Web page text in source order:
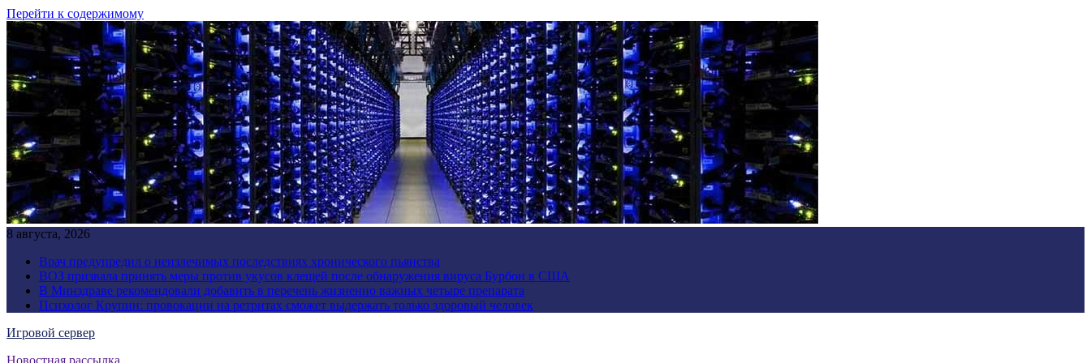
Перейти к содержимому
8 августа, 2026
Врач предупредил о неизлечимых последствиях хронического пьянства
ВОЗ призвала принять меры против укусов клещей после обнаружения вируса Бурбон в США
В Минздраве рекомендовали добавить в перечень жизненно важных четыре препарата
Психолог Крупин: провокации на ретритах сможет выдержать только здоровый человек
Игровой сервер
Новостная рассылка